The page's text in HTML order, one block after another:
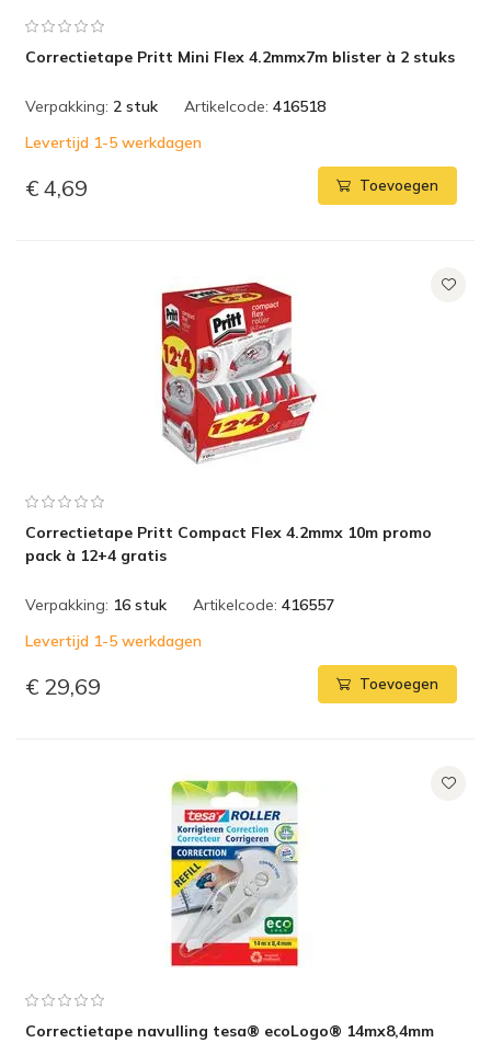
Correctietape Pritt Mini Flex 4.2mmx7m blister à 2 stuks
Verpakking: 2 stuk Artikelcode: 416518
Levertijd 1-5 werkdagen
€ 4,69 Toevoegen
Correctietape Pritt Compact Flex 4.2mmx 10m promo
pack à 12+4 gratis
Verpakking: 16 stuk Artikelcode: 416557
Levertijd 1-5 werkdagen
€ 29,69 Toevoegen
Correctietape navulling tesa® ecoLogo® 14mx8,4mm